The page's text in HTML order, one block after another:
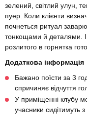
зелений, світлий улун,
пуер. Коли клієнти
почнеться ритуал
тонкощами й деталями.
розлитого в горнятка
Додаткова інформація
Бажано поїсти за 3
спричиняє відчуття
У приміщенні клубу
учасники сидітимуть